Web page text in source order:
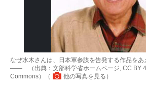
なぜ水木さんは、日本軍参謀を告発する作品を
―― （出典：文部科学省ホームページ, CC BY
Commons）（
他の写真を見る ）